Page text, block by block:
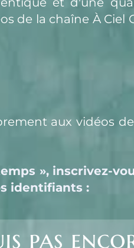
aux vidéos
», inscrivez-
identifiants :
pas